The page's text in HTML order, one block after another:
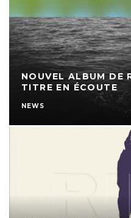
NOUVEL ALBUM DE
TITRE EN ÉCOUTE
NEWS